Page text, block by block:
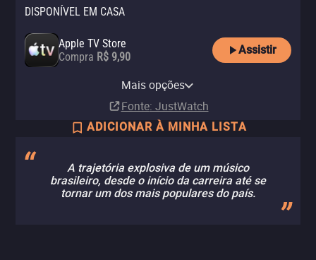
DISPONÍVEL EM CASA
Apple TV Store
Compra R$ 9,90
Assistir
Mais opções
Fonte: JustWatch
ADICIONAR À MINHA LISTA
A trajetória explosiva de um músico
brasileiro, desde o início da carreira até se
tornar um dos mais populares do país.